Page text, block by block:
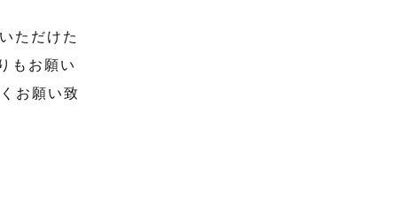
ただけた
もお願い
お願い致